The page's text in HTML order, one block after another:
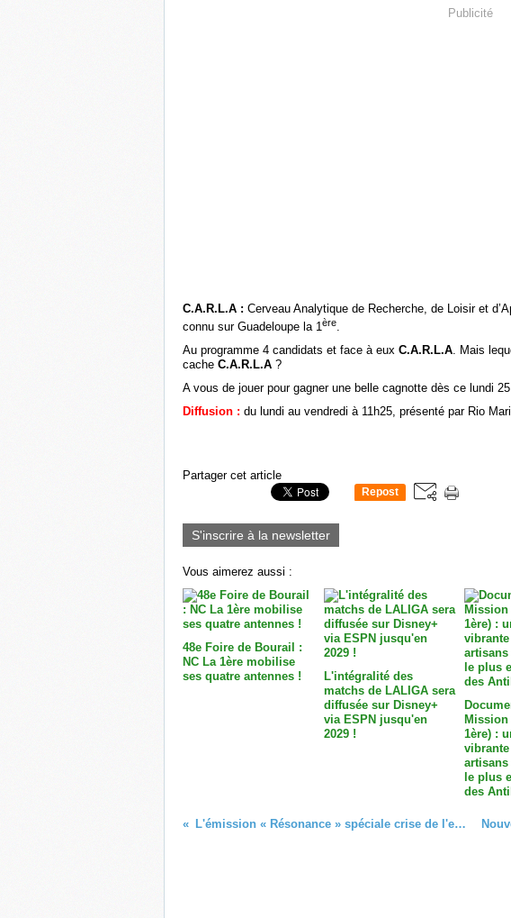
Publicité
C.A.R.L.A : Cerveau Analytique de Recherche, de Loisir et
connu sur Guadeloupe la 1ère.
Au programme 4 candidats et face à eux C.A.R.L.A. Mais
cache C.A.R.L.A ?
A vous de jouer pour gagner une belle cagnotte dès ce lundi
Diffusion : du lundi au vendredi à 11h25, présenté par Rio
Partager cet article
Repost
S'inscrire à la newsletter
Vous aimerez aussi :
48e Foire de Bourail :
NC La 1ère mobilise
ses quatre antennes !
L'intégralité des
matchs de LALIGA sera
diffusée sur Disney+
via ESPN jusqu'en
2029 !
Mission
1ère) :
artisans
le plus
des
L'émission « Résonance » spéciale crise de l'eau en Martinique (Martinique la 1ère)